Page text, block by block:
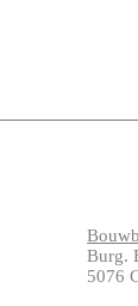
Burg.
5076